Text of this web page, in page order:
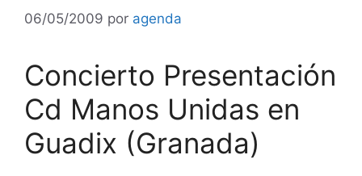
06/05/2009 por agenda
Concierto Presentación
Cd Manos Unidas en
Guadix (Granada)